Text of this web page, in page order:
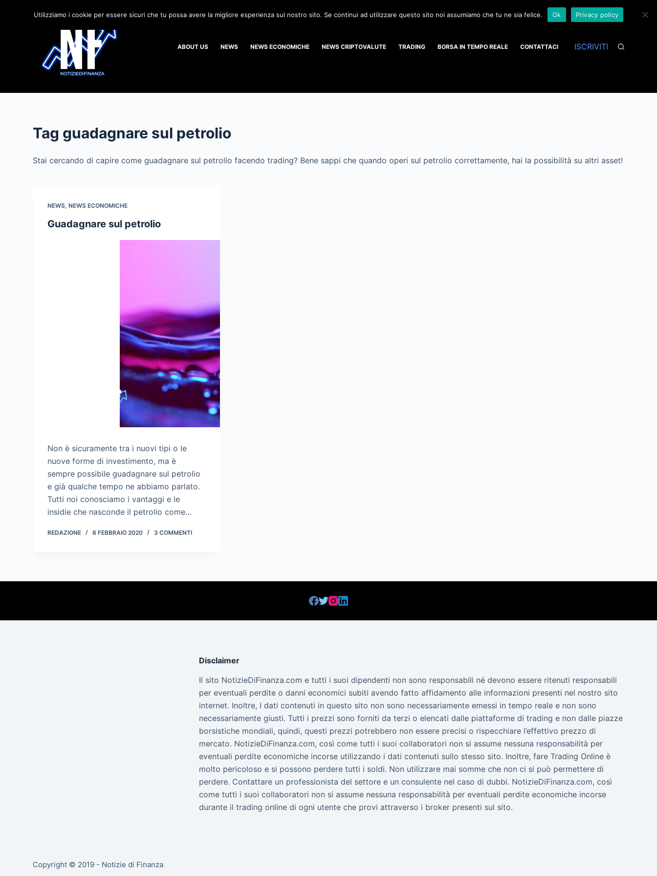
ABOUT US NEWS NEWS ECONOMICHE NEWS CRIPTOVALUTE TRADING BORSA IN TEMPO REALE CONTATTACI ISCRIVITI
Tag guadagnare sul petrolio
Stai cercando di capire come guadagnare sul petrolio facendo trading? Bene sappi che quando operi sul petrolio correttamente, hai la possibilità su altri asset!
NEWS,NEWS ECONOMICHE
Guadagnare sul petrolio
Non è sicuramente tra i nuovi tipi o le
nuove forme di investimento, ma è
sempre possibile guadagnare sul petrolio
e già qualche tempo ne abbiamo parlato.
Tutti noi conosciamo i vantaggi e le
insidie che nasconde il petrolio come…
REDAZIONE 6 FEBBRAIO 2020 3 COMMENTI
Disclaimer
Il sito NotizieDiFinanza.com e tutti i suoi dipendenti non sono responsabili né devono essere ritenuti responsabili
per eventuali perdite o danni economici subiti avendo fatto affidamento alle informazioni presenti nel nostro sito
internet. Inoltre, I dati contenuti in questo sito non sono necessariamente emessi in tempo reale e non sono
necessariamente giusti. Tutti i prezzi sono forniti da terzi o elencati dalle piattaforme di trading e non dalle piazze
borsistiche mondiali, quindi, questi prezzi potrebbero non essere precisi o rispecchiare l’effettivo prezzo di
mercato. NotizieDiFinanza.com, così come tutti i suoi collaboratori non si assume nessuna responsabilità per
eventuali perdite economiche incorse utilizzando i dati contenuti sullo stesso sito. Inoltre, fare Trading Online è
molto pericoloso e si possono perdere tutti i soldi. Non utilizzare mai somme che non ci si può permettere di
perdere. Contattare un professionista del settore e un consulente nel caso di dubbi. NotizieDiFinanza.com, così
come tutti i suoi collaboratori non si assume nessuna responsabilità per eventuali perdite economiche incorse
durante il trading online di ogni utente che provi attraverso i broker presenti sul sito.
Copyright © 2019 - Notizie di Finanza
Utilizziamo i cookie per essere sicuri che tu possa avere la migliore esperienza sul nostro sito. Se continui ad utilizzare questo sito noi assumiamo che tu ne sia felice. Ok Privacy policy